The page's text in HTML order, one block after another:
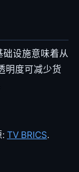
础设施意味着从
明度可减少货
TV BRICS.